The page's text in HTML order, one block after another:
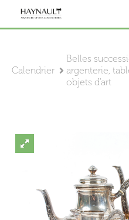
Calendrier
Belles
argenterie,
objets d'art